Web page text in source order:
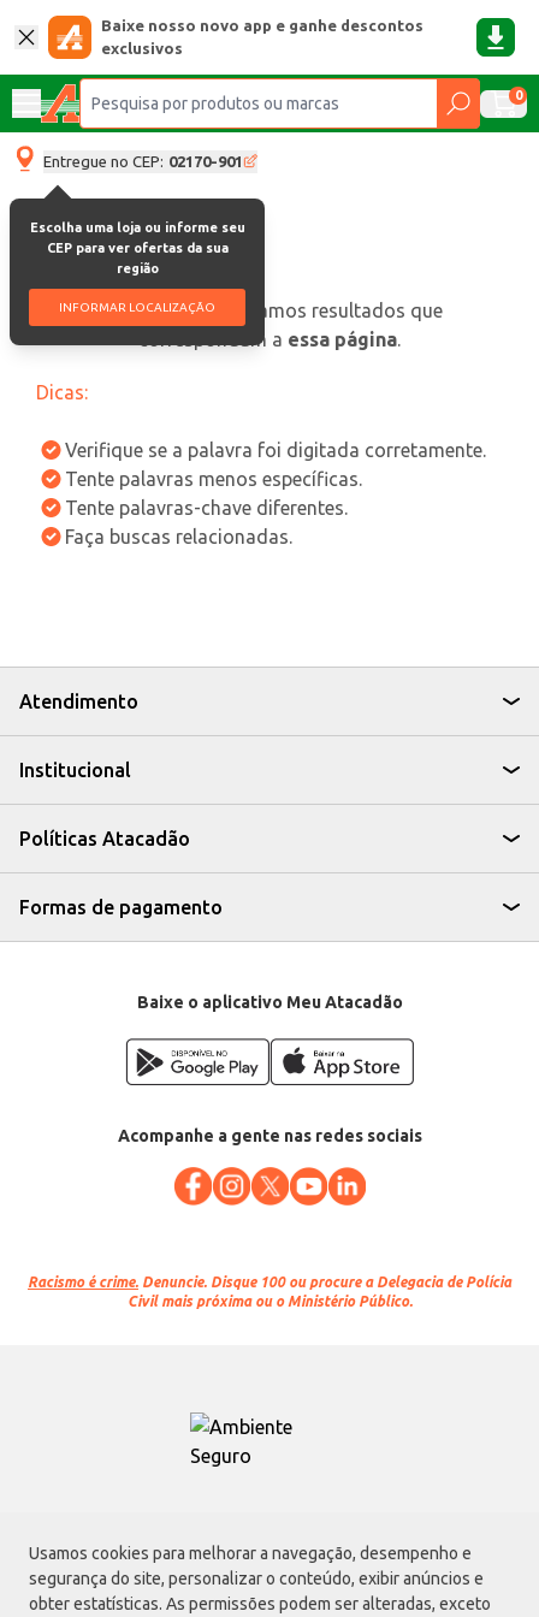
Usamos cookies para melhorar a navegação, desempenho e
segurança do site, personalizar o conteúdo, exibir anúncios e
obter estatísticas. As permissões podem ser alteradas, exceto
Baixe nosso novo app e ganhe descontos
exclusivos
0
Entregue no CEP: 02170-901
Escolha uma loja ou informe seu
CEP para ver ofertas da sua
região
INFORMAR LOCALIZAÇÃO
oops, não encontramos resultados que
correspondam a essa página.
Dicas:
Verifique se a palavra foi digitada corretamente.
Tente palavras menos específicas.
Tente palavras-chave diferentes.
Faça buscas relacionadas.
Atendimento
Institucional
Políticas Atacadão
Formas de pagamento
Baixe o aplicativo Meu Atacadão
Acompanhe a gente nas redes sociais
Racismo é crime. Denuncie. Disque 100 ou procure a Delegacia de Polícia
Civil mais próxima ou o Ministério Público.
Atacadão S.A.
Avenida Morvan Dias de Figueiredo, 6169, Vila Maria, São Paulo - SP | CEP
02170-901 | CNPJ: 75.315.333/0001-09